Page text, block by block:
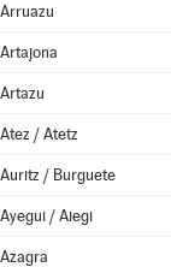
Arruazu
Artajona
Artazu
Atez / Atetz
Auritz / Burguete
Ayegui / Aiegi
Azagra